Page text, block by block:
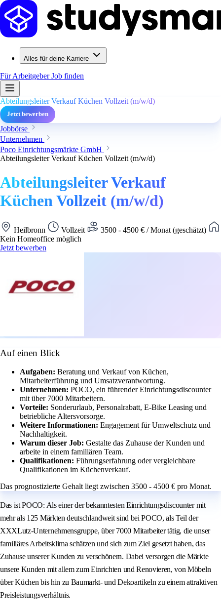
Alles für deine Karriere
Für ArbeitgeberJob finden
Abteilungsleiter Verkauf Küchen Vollzeit (m/w/d)
Jetzt bewerben
Jobbörse
Unternehmen
Poco Einrichtungsmärkte GmbH
Abteilungsleiter Verkauf Küchen Vollzeit (m/w/d)
Abteilungsleiter Verkauf
Küchen Vollzeit (m/w/d)
Heilbronn Vollzeit
3500 - 4500 € / Monat (geschätzt)
Kein Homeoffice möglich
Jetzt bewerben
Auf einen Blick
Aufgaben: Beratung und Verkauf von Küchen,
Mitarbeiterführung und Umsatzverantwortung.
Unternehmen: POCO, ein führender Einrichtungsdiscounter
mit über 7000 Mitarbeitern.
Vorteile: Sonderurlaub, Personalrabatt, E-Bike Leasing und
betriebliche Altersvorsorge.
Weitere Informationen: Engagement für Umweltschutz und
Nachhaltigkeit.
Warum dieser Job: Gestalte das Zuhause der Kunden und
arbeite in einem familiären Team.
Qualifikationen: Führungserfahrung oder vergleichbare
Qualifikationen im Küchenverkauf.
Das prognostizierte Gehalt liegt zwischen 3500 - 4500 € pro Monat.
Das ist POCO: Als einer der bekanntesten Einrichtungsdiscounter mit
mehr als 125 Märkten deutschlandweit sind bei POCO, als Teil der
XXXLutz-Unternehmensgruppe, über 7000 Mitarbeiter tätig, die unser
familiäres Arbeitsklima schätzen und sich zum Ziel gesetzt haben, das
Zuhause unserer Kunden zu verschönern. Dabei versorgen die Märkte
unsere Kunden mit allem zum Einrichten und Renovieren, von Möbeln
über Küchen bis hin zu Baumarkt- und Dekoartikeln zu einem attraktiven
Preisleistungsverhältnis.